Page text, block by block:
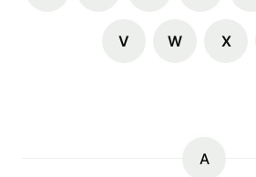
V W X
A